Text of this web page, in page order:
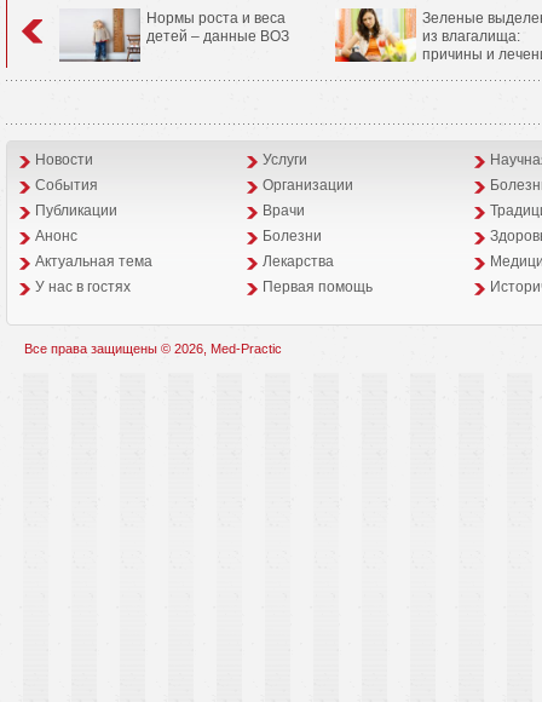
Нормы роста и веса
детей – данные ВОЗ
Зеленые
из влагалища:
причины и
Новости Услуги
События
Организации
Публикации
Врачи
Анонс
Болезни
Aктуальная тема
Лекарства
У нас в гостях
Первая помощь
Все права защищены © 2026, Med-Practic